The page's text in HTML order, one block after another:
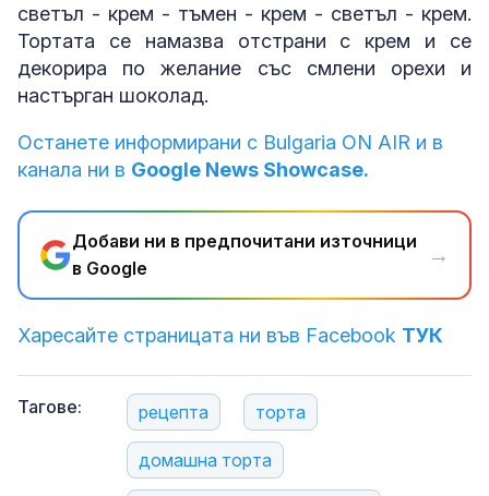
светъл - крем - тъмен - крем - светъл - крем.
Тортата се намазва отстрани с крем и се
декорира по желание със смлени орехи и
настърган шоколад.
Останете информирани с Bulgaria ON AIR и в
канала ни в Google News Showcase.
Добави ни в предпочитани източници
в Google
→
Харесайте страницата ни във Facebook ТУК
Тагове: рецепта торта
домашна торта